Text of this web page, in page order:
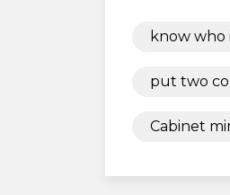
know who
put two
Cabinet